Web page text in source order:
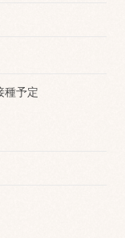
種予定